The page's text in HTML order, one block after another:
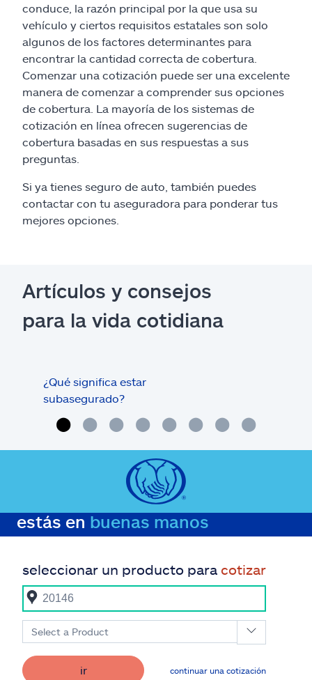
conduce, la razón principal por la que usa su
vehículo y ciertos requisitos estatales son solo
algunos de los factores determinantes para
encontrar la cantidad correcta de cobertura.
Comenzar una cotización puede ser una excelente
manera de comenzar a comprender sus opciones
de cobertura. La mayoría de los sistemas de
cotización en línea ofrecen sugerencias de
cobertura basadas en sus respuestas a sus
preguntas.
Si ya tienes seguro de auto, también puedes
contactar con tu aseguradora para ponderar tus
mejores opciones.
Artículos y consejos
para la vida cotidiana
¿Qué significa estar
subasegurado?
estás en buenas manos
seleccionar un producto para cotizar
Select a Product
ir continuar una cotización